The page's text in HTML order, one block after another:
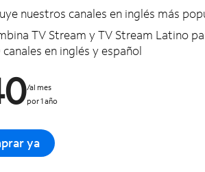
nuestros canales en inglés más
TV Stream y TV Stream Latino
canales en inglés y español
/al mes
por 1 año
ya